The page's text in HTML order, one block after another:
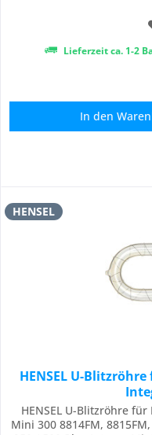
Lieferzeit ca. 1-2
In den
HENSEL
HENSEL U-
HENSEL U-Blitzröhre
Mini 300 8814FM,